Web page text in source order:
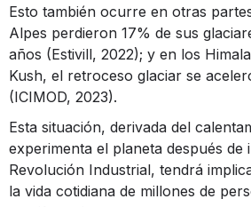
Esto también ocurre en otras
Alpes perdieron 17% de sus
años (Estivill, 2022); y en los
Kush, el retroceso glaciar se
(ICIMOD, 2023).
Esta situación, derivada del
experimenta el planeta después de
Revolución Industrial, tendrá
la vida cotidiana de millones de